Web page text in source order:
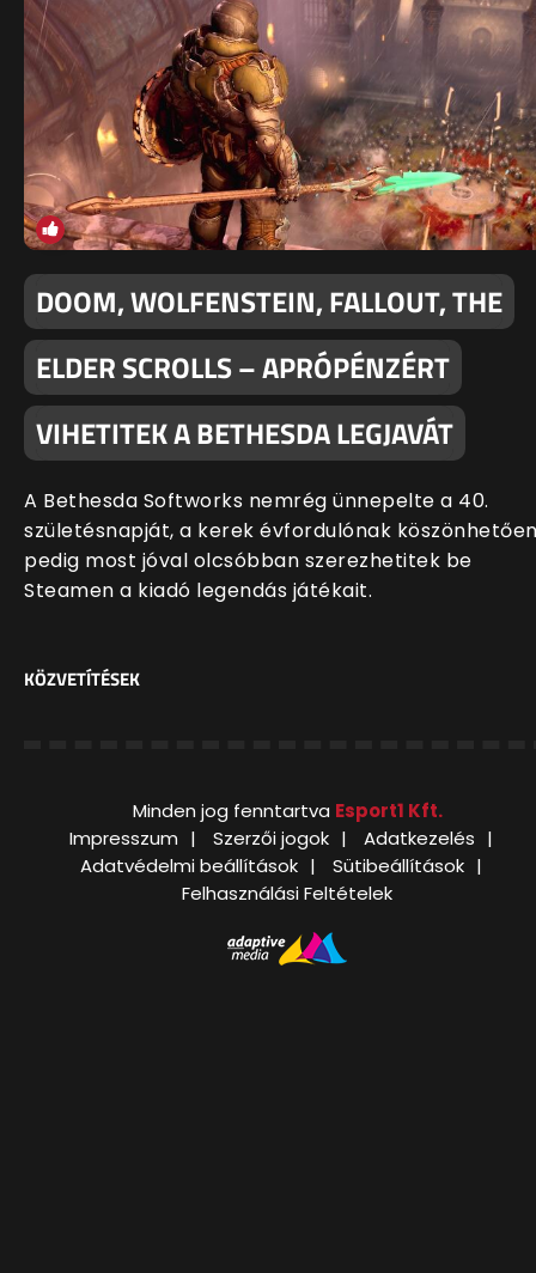
DOOM, WOLFENSTEIN, FALLOUT, THE
ELDER SCROLLS – APRÓPÉNZÉRT
VIHETITEK A BETHESDA LEGJAVÁT
A Bethesda Softworks nemrég ünnepelte a 40.
születésnapját, a kerek évfordulónak
pedig most jóval olcsóbban szerezhetitek be
Steamen a kiadó legendás játékait.
KÖZVETÍTÉSEK
Minden jog fenntartva Esport1 Kft.
Impresszum
Szerzői jogok
Adatkezelés
Adatvédelmi beállítások
Sütibeállítások
Felhasználási Feltételek